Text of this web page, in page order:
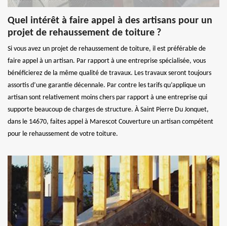
Quel intérêt à faire appel à des artisans pour un
projet de rehaussement de toiture ?
Si vous avez un projet de rehaussement de toiture, il est préférable de
faire appel à un artisan. Par rapport à une entreprise spécialisée, vous
bénéficierez de la même qualité de travaux. Les travaux seront toujours
assortis d’une garantie décennale. Par contre les tarifs qu’applique un
artisan sont relativement moins chers par rapport à une entreprise qui
supporte beaucoup de charges de structure. À Saint Pierre Du Jonquet,
dans le 14670, faites appel à Marescot Couverture un artisan compétent
pour le rehaussement de votre toiture.